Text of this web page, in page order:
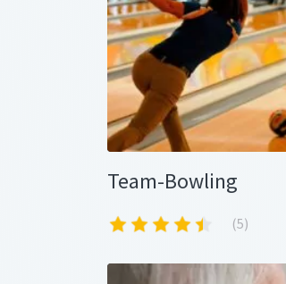
Team-Bowling
(5)